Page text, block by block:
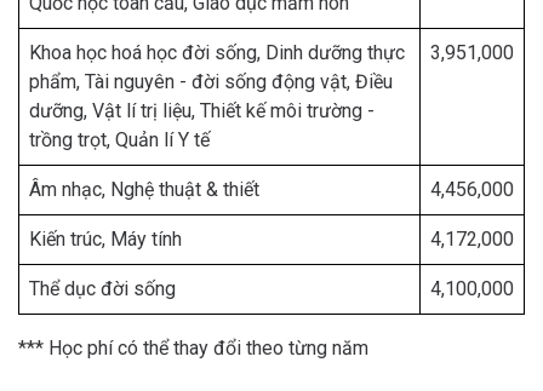
Khoa học hoá học đời sống, Dinh dưỡng thực
phẩm, Tài nguyên - đời sống động vật, Điều
dưỡng, Vật lí trị liệu, Thiết kế môi trường -
trồng trọt, Quản lí Y tế
3,951,000
Âm nhạc, Nghệ thuật & thiết 4,456,000
Kiến trúc, Máy tính 4,172,000
Thể dục đời sống 4,100,000
*** Học phí có thể thay đổi theo từng năm